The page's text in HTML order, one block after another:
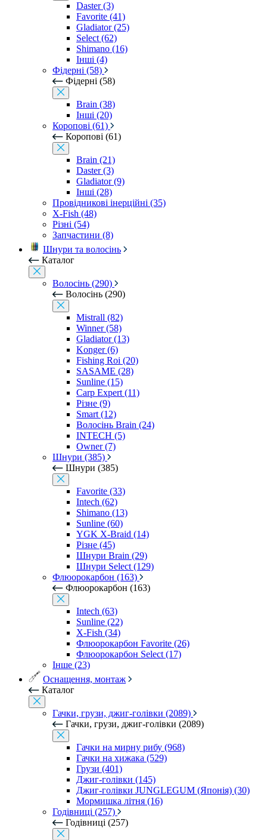
Daster (3)
Favorite (41)
Gladiator (25)
Select (62)
Shimano (16)
Інші (4)
Фідерні (58)
Фідерні (58)
Brain (38)
Інші (20)
Коропові (61)
Коропові (61)
Brain (21)
Daster (3)
Gladiator (9)
Інші (28)
Провідникові інерційні (35)
X-Fish (48)
Різні (54)
Запчастини (8)
Шнури та волосінь
Каталог
Волосінь (290)
Волосінь (290)
Mistrall (82)
Winner (58)
Gladiator (13)
Konger (6)
Fishing Roi (20)
SASAME (28)
Sunline (15)
Carp Expert (11)
Різне (9)
Smart (12)
Волосінь Brain (24)
INTECH (5)
Owner (7)
Шнури (385)
Шнури (385)
Favorite (33)
Intech (62)
Shimano (13)
Sunline (60)
YGK X-Braid (14)
Різне (45)
Шнури Brain (29)
Шнури Select (129)
Флюорокарбон (163)
Флюорокарбон (163)
Intech (63)
Sunline (22)
X-Fish (34)
Флюорокарбон Favorite (26)
Флюорокарбон Select (17)
Інше (23)
Оснащення, монтаж
Каталог
Гачки, грузи, джиг-голівки (2089)
Гачки, грузи, джиг-голівки (2089)
Гачки на мирну рибу (968)
Гачки на хижака (529)
Грузи (401)
Джиг-голівки (145)
Джиг-голівки JUNGLEGUM (Японія) (30)
Мормишка літня (16)
Годівниці (257)
Годівниці (257)